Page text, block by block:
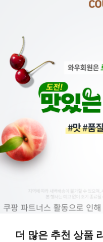
더 많은 추천 상품